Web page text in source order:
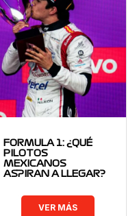
FORMULA 1: ¿QUÉ
PILOTOS
MEXICANOS
ASPIRAN A LLEGAR?
VER MÁS